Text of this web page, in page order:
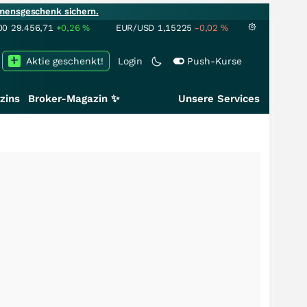
sichern.
29.456,71 +0,26% EUR/USD 1,15225 -0,02 %
Login Push-Kurse
Aktie geschenkt!
Broker-Magazin ✨ Unsere Services